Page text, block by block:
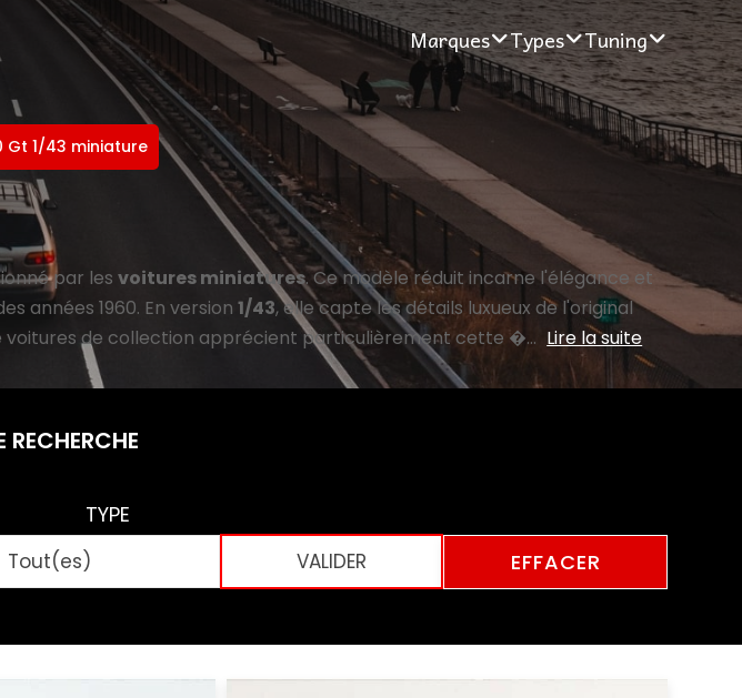
Marques Types Tuning
Gt 1/43 miniature
par lesvoitures miniatures. Ce modèle réduit incarne l'élégance et
années 1960. En version1/43, elle capte les détails luxueux de l'original
voitures de collection apprécient particulièrement cette �... Lire la suite
RECHERCHE
TYPE
EFFACER